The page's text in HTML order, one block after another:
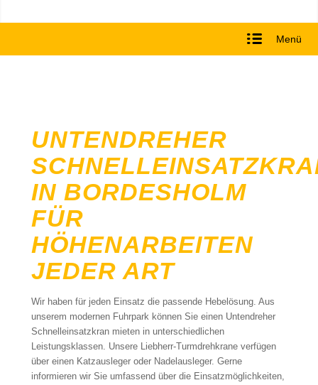
Menü
UNTENDREHER
IN BORDESHOLM
FÜR
HÖHENARBEITEN
JEDER ART
Wir haben für jeden Einsatz die passende Hebelösung. Aus
unserem modernen Fuhrpark können Sie einen Untendreher
Schnelleinsatzkran mieten in unterschiedlichen
Leistungsklassen. Unsere Liebherr-Turmdrehkrane verfügen
über einen Katzausleger oder Nadelausleger. Gerne
informieren wir Sie umfassend über die Einsatzmöglichkeiten,